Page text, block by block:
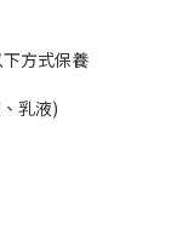
方式保養
乳液)